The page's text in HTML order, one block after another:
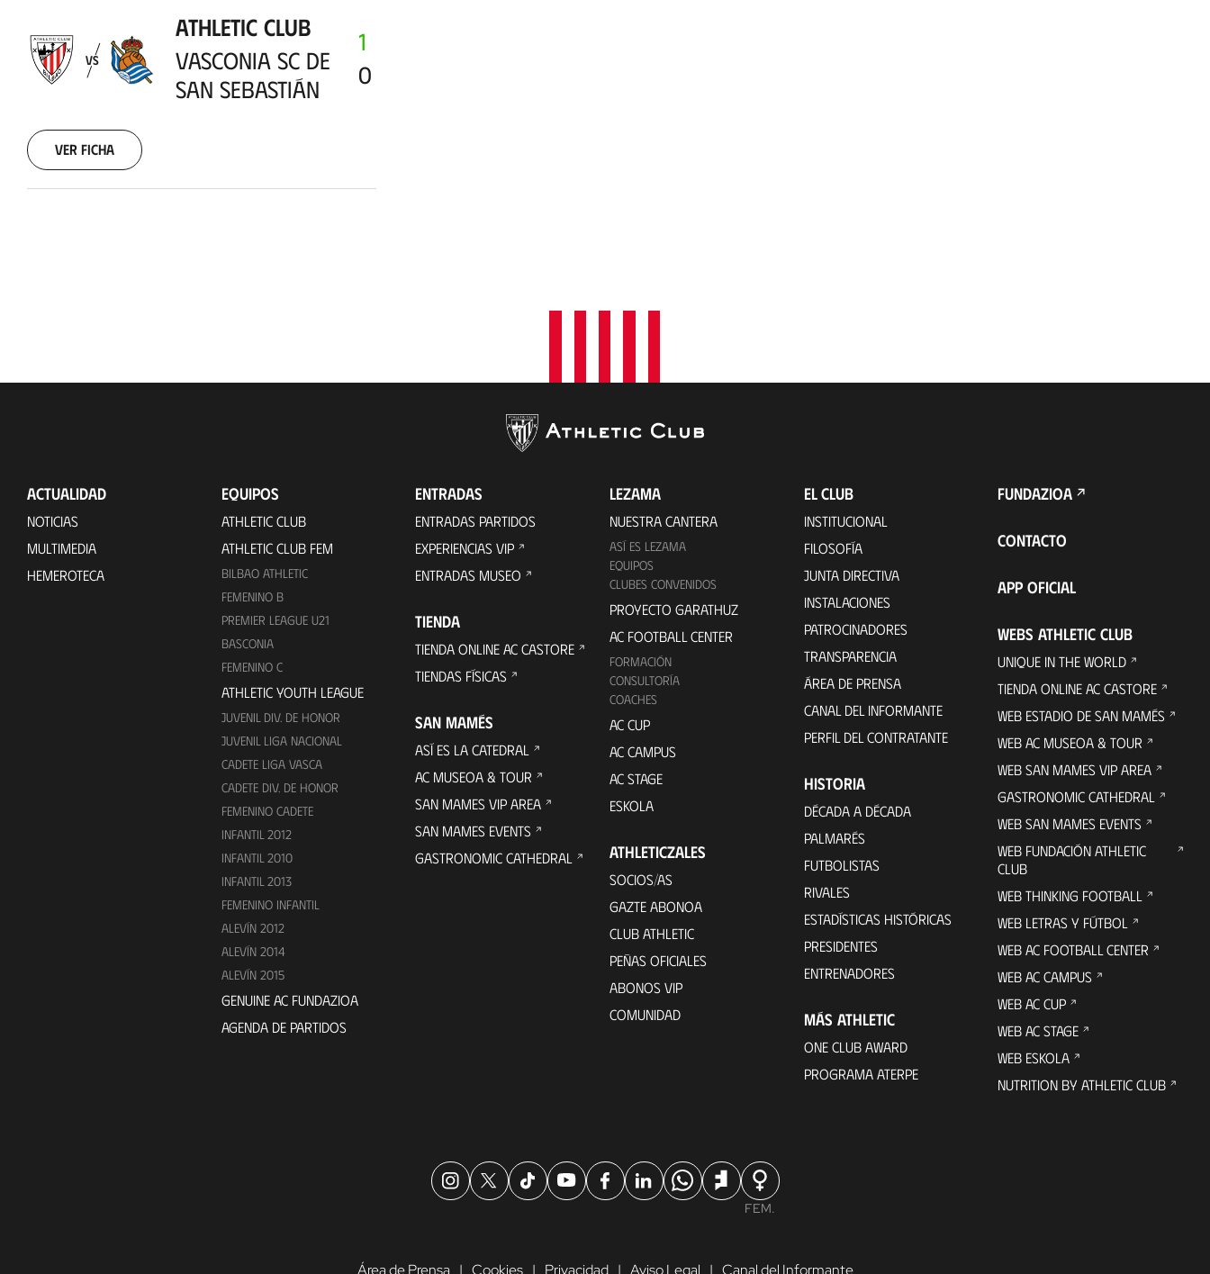
San
Sebastián
1910-
00:00:00
VS
ATHLETIC CLUB
VASCONIA SC DE
SAN SEBASTIÁN
1
0
Ver ficha
ACTUALIDAD
NOTICIAS
MULTIMEDIA
HEMEROTECA
EQUIPOS
ATHLETIC CLUB
ATHLETIC CLUB FEM
BILBAO ATHLETIC
FEMENINO B
PREMIER LEAGUE U21
BASCONIA
FEMENINO C
ATHLETIC YOUTH LEAGUE
JUVENIL DIV. DE HONOR
JUVENIL LIGA NACIONAL
CADETE LIGA VASCA
CADETE DIV. DE HONOR
FEMENINO CADETE
INFANTIL 2012
INFANTIL 2010
INFANTIL 2013
FEMENINO INFANTIL
ALEVÍN 2012
ALEVÍN 2014
ALEVÍN 2015
GENUINE AC FUNDAZIOA
AGENDA DE PARTIDOS
ENTRADAS
ENTRADAS PARTIDOS
EXPERIENCIAS VIP
ENTRADAS MUSEO
TIENDA
TIENDA ONLINE AC CASTORE
TIENDAS FÍSICAS
SAN MAMÉS
ASÍ ES LA CATEDRAL
AC MUSEOA & TOUR
SAN MAMES VIP AREA
SAN MAMES EVENTS
GASTRONOMIC CATHEDRAL
LEZAMA
NUESTRA CANTERA
ASÍ ES LEZAMA
EQUIPOS
CLUBES CONVENIDOS
PROYECTO GARATHUZ
AC FOOTBALL CENTER
FORMACIÓN
CONSULTORÍA
COACHES
AC CUP
AC CAMPUS
AC STAGE
ESKOLA
ATHLETICZALES
SOCIOS/AS
GAZTE ABONOA
CLUB ATHLETIC
PEÑAS OFICIALES
ABONOS VIP
COMUNIDAD
EL CLUB
INSTITUCIONAL
FILOSOFÍA
JUNTA DIRECTIVA
INSTALACIONES
PATROCINADORES
TRANSPARENCIA
ÁREA DE PRENSA
CANAL DEL INFORMANTE
PERFIL DEL CONTRATANTE
HISTORIA
DÉCADA A DÉCADA
PALMARÉS
FUTBOLISTAS
RIVALES
ESTADÍSTICAS HISTÓRICAS
PRESIDENTES
ENTRENADORES
MÁS ATHLETIC
ONE CLUB AWARD
PROGRAMA ATERPE
FUNDAZIOA
CONTACTO
APP OFICIAL
WEBS ATHLETIC CLUB
UNIQUE IN THE WORLD
TIENDA ONLINE AC CASTORE
WEB ESTADIO DE SAN MAMÉS
WEB AC MUSEOA & TOUR
WEB SAN MAMES VIP AREA
GASTRONOMIC CATHEDRAL
WEB SAN MAMES EVENTS
WEB FUNDACIÓN ATHLETIC
CLUB
WEB THINKING FOOTBALL
WEB LETRAS Y FÚTBOL
WEB AC FOOTBALL CENTER
WEB AC CAMPUS
WEB AC CUP
WEB AC STAGE
WEB ESKOLA
NUTRITION BY ATHLETIC CLUB
FEM.
Área de Prensa Cookies Privacidad Aviso Legal Canal del Informante